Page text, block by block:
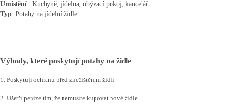
Umístění : Kuchyně, jídelna, obývací pokoj, kancelář
Typ: Potahy na jídelní židle
Výhody, které poskytují potahy na židle
1. Poskytují ochranu před znečištěním židlí
2. Ušetří peníze tím, že nemusíte kupovat nové židle